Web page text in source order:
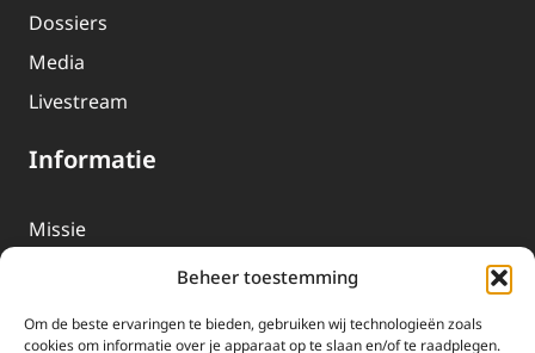
Beheer toestemming
Om de beste ervaringen te bieden, gebruiken wij technologieën zoals
cookies om informatie over je apparaat op te slaan en/of te raadplegen.
Dossiers
Media
Livestream
Informatie
Missie
EWTN-Team